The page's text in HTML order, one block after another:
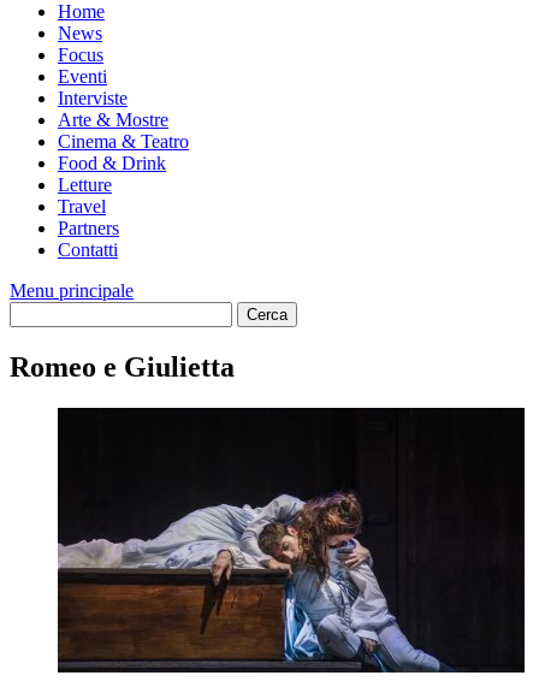
Home
News
Focus
Eventi
Interviste
Arte & Mostre
Cinema & Teatro
Food & Drink
Letture
Travel
Partners
Contatti
Menu principale
Romeo e Giulietta